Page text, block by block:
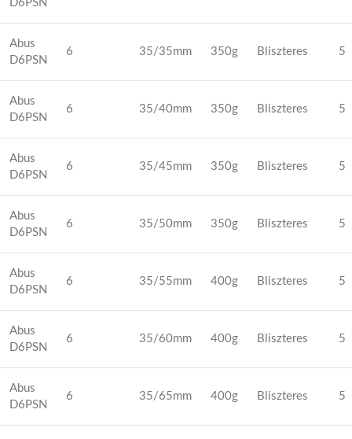
D6PSN
Abus
D6PSN
6 35/35mm 350g Bliszteres 5
Abus
D6PSN
6 35/40mm 350g Bliszteres 5
Abus
D6PSN
6 35/45mm 350g Bliszteres 5
Abus
D6PSN
6 35/50mm 350g Bliszteres 5
Abus
D6PSN
6 35/55mm 400g Bliszteres 5
Abus
D6PSN
6 35/60mm 400g Bliszteres 5
Abus
D6PSN
6 35/65mm 400g Bliszteres 5